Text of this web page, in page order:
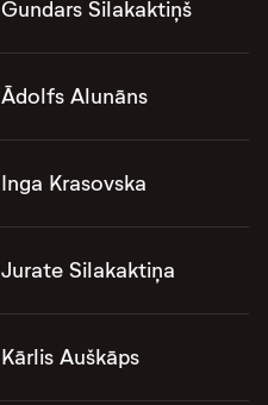
Gundars Silakaktiņš
Ādolfs Alunāns
Inga Krasovska
Jurate Silakaktiņa
Kārlis Auškāps